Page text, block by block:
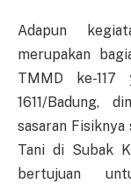
Adapun
merupakan
TMMD ke-117
1611/Badung,
sasaran Fisiknya
Tani di Subak
bertujuan